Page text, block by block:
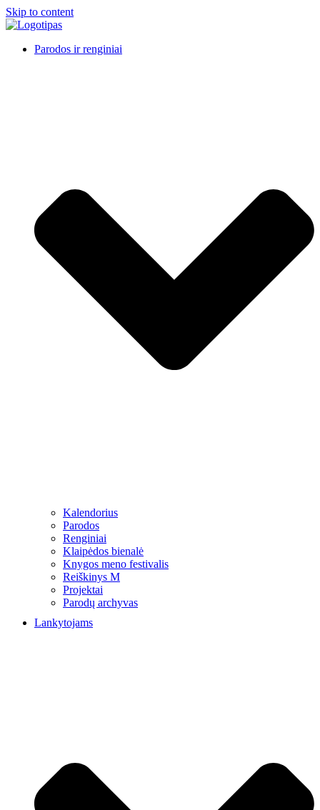
Skip to content
Parodos ir renginiai
Kalendorius
Parodos
Renginiai
Klaipėdos bienalė
Knygos meno festivalis
Reiškinys M
Projektai
Parodų archyvas
Lankytojams